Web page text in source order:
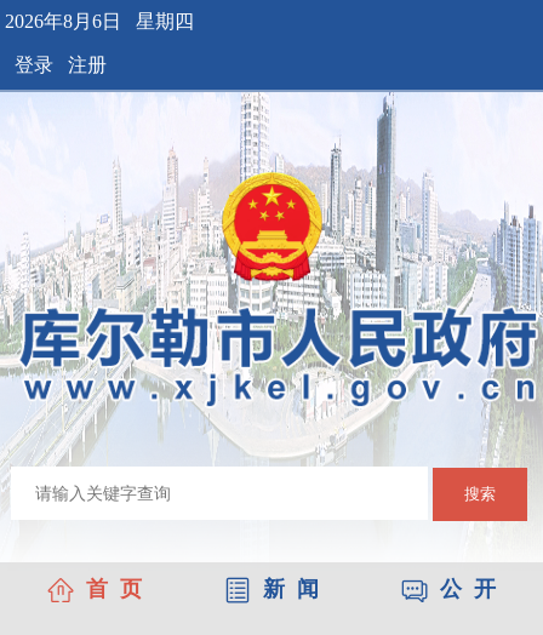
2026年8月6日 星期四
登录 注册
搜索
首 页 新 闻 公 开